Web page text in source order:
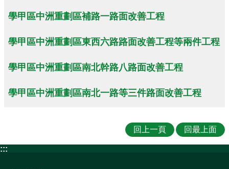
學甲區中洲重劃區補路一路面改善工程
學甲區中洲重劃區東西六路路面改善工程等兩件工程
學甲區中洲重劃區南北幹路八路面改善工程
學甲區中洲重劃區南北一路 等三件路面改善工程
回上一頁 回最上面
:::